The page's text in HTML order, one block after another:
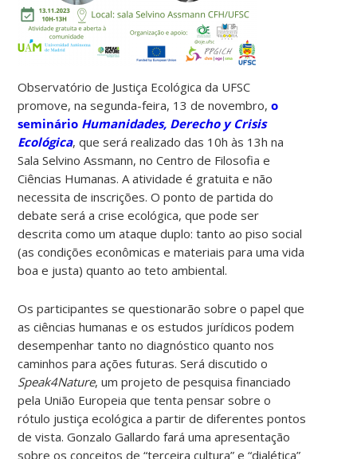
Observatório de Justiça Ecológica da UFSC
promove, na segunda-feira, 13 de novembro,o
seminário Humanidades, Derecho y Crisis
Ecológica, que será realizado das 10h às 13h na
Sala Selvino Assmann, no Centro de Filosofia e
Ciências Humanas. A atividade é gratuita e não
necessita de inscrições. O ponto de partida do
debate será a crise ecológica, que pode ser
descrita como um ataque duplo: tanto ao piso social
(as condições econômicas e materiais para uma vida
boa e justa) quanto ao teto ambiental.
Os participantes se questionarão sobre o papel que
as ciências humanas e os estudos jurídicos podem
desempenhar tanto no diagnóstico quanto nos
caminhos para ações futuras. Será discutido o
Speak4Nature, um projeto de pesquisa financiado
pela União Europeia que tenta pensar sobre o
rótulo justiça ecológica a partir de diferentes pontos
de vista. Gonzalo Gallardo fará uma apresentação
sobre os conceitos de “terceira cultura” e “dialética”